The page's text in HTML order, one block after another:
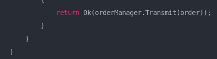
return Ok(orderManager.Transmit(order));
        }
    }
}